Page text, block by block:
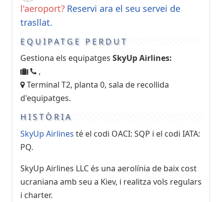
l'aeroport? Reservi ara el seu servei de
trasllat.
EQUIPATGE PERDUT
Gestiona els equipatges SkyUp Airlines:
,
Terminal T2, planta 0, sala de recollida
d'equipatges.
HISTÒRIA
SkyUp Airlines té el codi OACI: SQP i el codi IATA:
PQ.
SkyUp Airlines LLC és una aerolínia de baix cost
ucraniana amb seu a Kiev, i realitza vols regulars
i charter.